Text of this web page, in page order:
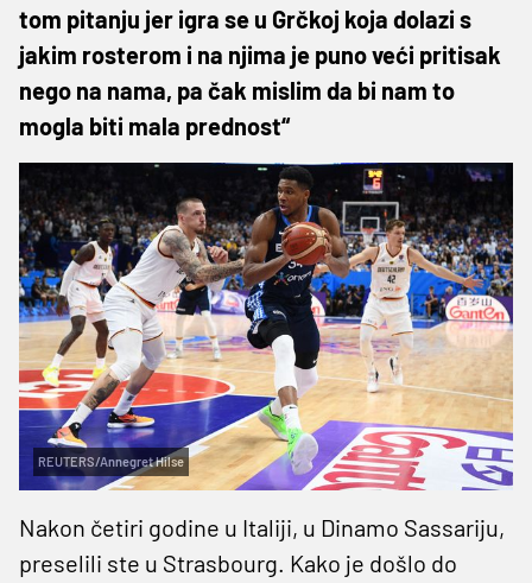
tom pitanju jer igra se u Grčkoj koja dolazi s
jakim rosterom i na njima je puno veći pritisak
nego na nama, pa čak mislim da bi nam to
mogla biti mala prednost“
REUTERS/Annegret Hilse
Nakon četiri godine u Italiji, u Dinamo Sassariju,
preselili ste u Strasbourg. Kako je došlo do